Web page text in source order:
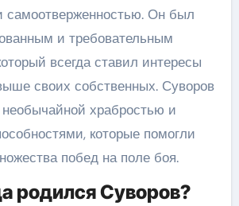
самоотверженностью. Он был
и требовательным
всегда ставил интересы
своих собственных. Суворов
храбростью и
которые помогли
побед на поле боя.
родился Суворов?